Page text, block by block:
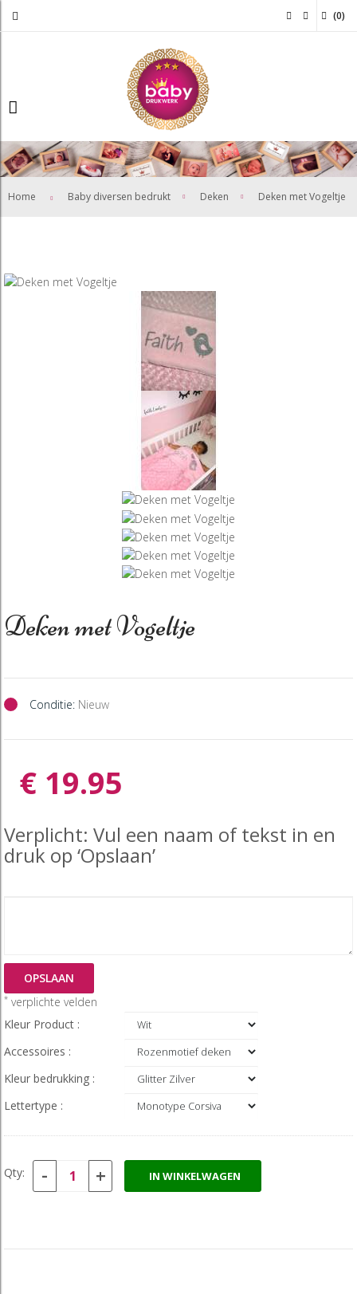
(0)
Home Baby diversen bedrukt Deken Deken met Vogeltje
Deken met Vogeltje
Conditie: Nieuw
€ 19.95
Verplicht: Vul een naam of tekst in en
druk op ‘Opslaan’
OPSLAAN
* verplichte velden
Kleur Product :
Accessoires :
Kleur bedrukking :
Lettertype :
Qty: - + IN WINKELWAGEN